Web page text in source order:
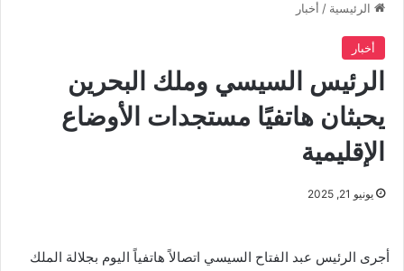
الرئيسية / أخبار
أخبار
الرئيس السيسي وملك البحرين
يحبثان هاتفيًا مستجدات الأوضاع
الإقليمية
يونيو 21, 2025
أجرى الرئيس عبد الفتاح السيسي اتصالاً هاتفياً اليوم بجلالة الملك